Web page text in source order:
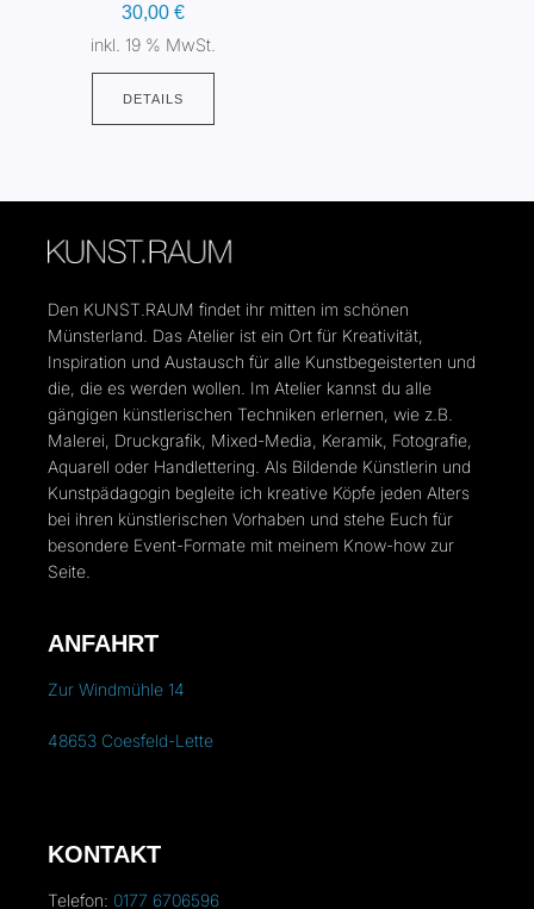
30,00 €
inkl. 19 % MwSt.
DETAILS
Den KUNST.RAUM findet ihr mitten im schönen
Münsterland. Das Atelier ist ein Ort für Kreativität,
Inspiration und Austausch für alle Kunstbegeisterten und
die, die es werden wollen. Im Atelier kannst du alle
gängigen künstlerischen Techniken erlernen, wie z.B.
Malerei, Druckgrafik, Mixed-Media, Keramik, Fotografie,
Aquarell oder Handlettering. Als Bildende Künstlerin und
Kunstpädagogin begleite ich kreative Köpfe jeden Alters
bei ihren künstlerischen Vorhaben und stehe Euch für
besondere Event-Formate mit meinem Know-how zur
Seite.
ANFAHRT
Zur Windmühle 14
48653 Coesfeld-Lette
KONTAKT
Telefon: 0177 6706596